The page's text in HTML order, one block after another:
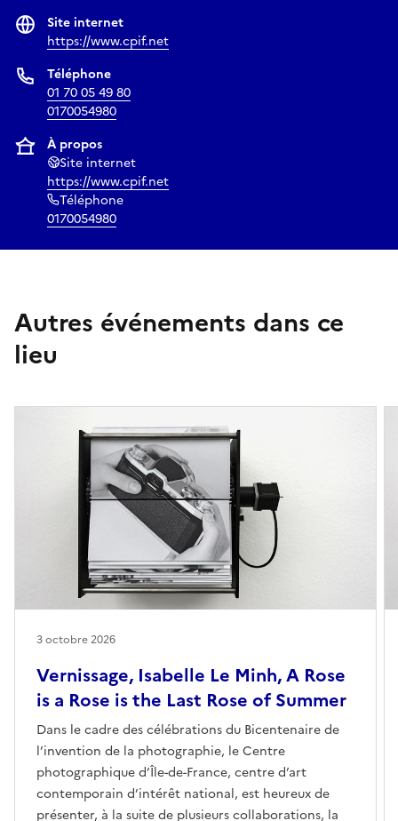
Site internet
https://www.cpif.net
Téléphone
01 70 05 49 80
0170054980
À propos
Site internet
https://www.cpif.net
Téléphone
0170054980
Autres événements dans ce
lieu
Vernissage, Isabelle Le Minh, A Rose
is a Rose is the Last Rose of Summer
Dans le cadre des célébrations du Bicentenaire de
l’invention de la photographie, le Centre
photographique d’Île-de-France, centre d’art
contemporain d’intérêt national, est heureux de
présenter, à la suite de plusieurs collaborations, la
3 octobre 2026